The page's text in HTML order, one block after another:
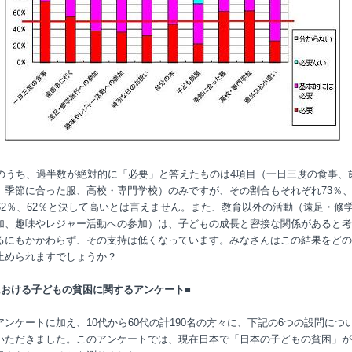
うち、過半数が絶対的に「必要」と答えたものは4項目（一日三度の食事、
季節に合った服、高校・専門学校）のみですが、その割合もそれぞれ73％、
％、62％と決して高いとは言えません。また、教育以外の活動（遠足・修
、趣味やレジャー活動への参加）は、子どもの成長と密接な関係があると
にもかかわらず、その支持は低くなっています。みなさんはこの結果をど
められますでしょうか？
ける子どもの貧困に関するアンケート■
ンケートに加え、10代から60代の計190名の方々に、下記の6つの設問につ
ただきました。このアンケートでは、現在日本で「日本の子どもの貧困」